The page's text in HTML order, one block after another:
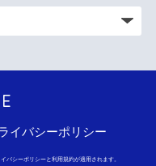
イバシーポリシー
バシーポリシーと利用規約が適用されます。